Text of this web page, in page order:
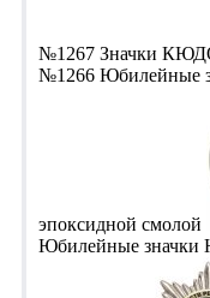
№1267 Значки
№1266 Юбилейные
эпоксидной смолой
Юбилейные значки